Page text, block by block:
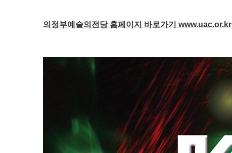
의정부예술의전당 홈페이지 바로가기 www.uac.or.kr